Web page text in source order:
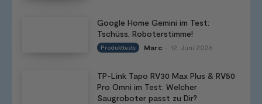
Google Home Gemini im Test:
Tschüss, Roboterstimme!
Produkttests Marc 12. Juni 2026
TP-Link Tapo RV30 Max Plus & RV50
Pro Omni im Test: Welcher
Saugroboter passt zu Dir?